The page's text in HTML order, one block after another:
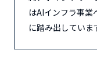
はAIインフラ事業
に踏み出していま